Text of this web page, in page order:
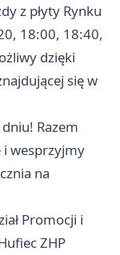
z płyty Rynku
18:00, 18:40,
dzięki
się w
Razem
wesprzyjmy
na
Promocji i
ZHP